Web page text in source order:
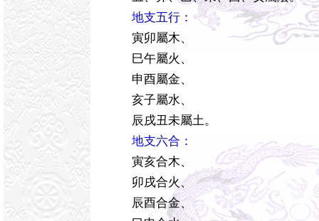
地支五行：
寅卯屬木、
巳午屬火、
申酉屬金、
亥子屬水、
辰戌丑未屬土。
地支六合：
寅亥合木、
卯戌合火、
辰酉合金、